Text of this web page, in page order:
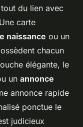
du lien avec
carte
naissance ou un
chacun
élégante, le
un annonce
annonce rapide
ponctue le
judicieux